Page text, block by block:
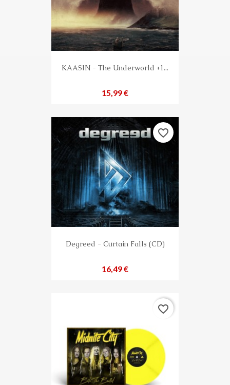
KAASIN - The Underworld +1...
Preis
15,99 €
Degreed - Curtain Falls (CD)
Preis
16,49 €
favorite_border
favorite_border